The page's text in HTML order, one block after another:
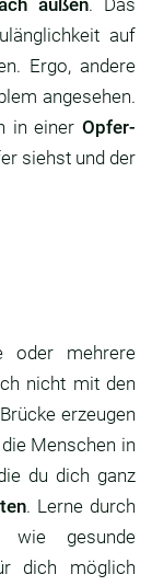
außen. Das
auf
Ergo, andere
angesehen.
in einer Opfer-
siehst und der
mehrere
nicht mit den
erzeugen
Menschen in
du dich ganz
. Lerne durch
wie gesunde
dich möglich